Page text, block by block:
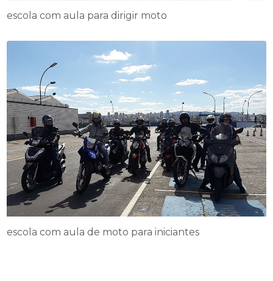
escola com aula para dirigir moto
escola com aula de moto para iniciantes